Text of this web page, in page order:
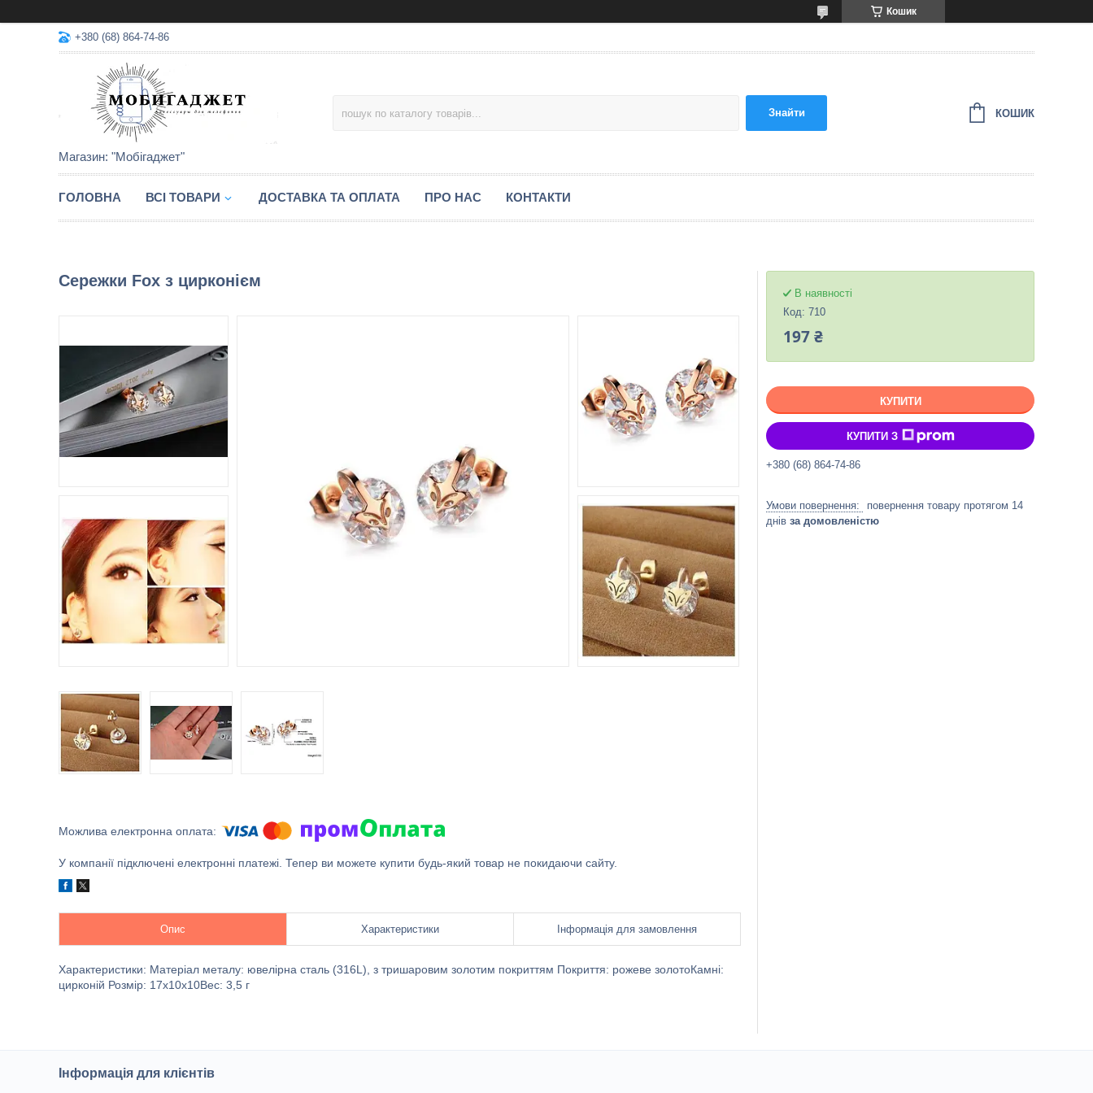
Кошик
+380 (68) 864-74-86
Магазин: "Мобігаджет"
Знайти КОШИК
ГОЛОВНА ВСІ ТОВАРИ ДОСТАВКА ТА ОПЛАТА ПРО НАС КОНТАКТИ
Сережки Fox з цирконієм
У компанії підключені електронні платежі. Тепер ви можете купити будь-який товар не покидаючи сайту.
Опис Характеристики Інформація для замовлення
Характеристики: Матеріал металу: ювелірна сталь (316L), з тришаровим золотим покриттям Покриття: рожеве золотоКамні:
цирконій Розмір: 17х10х10Вес: 3,5 г
В наявності
Код: 710
197 ₴
КУПИТИ
КУПИТИ З
+380 (68) 864-74-86
повернення товару протягом 14
днів за домовленістю
Інформація для клієнтів